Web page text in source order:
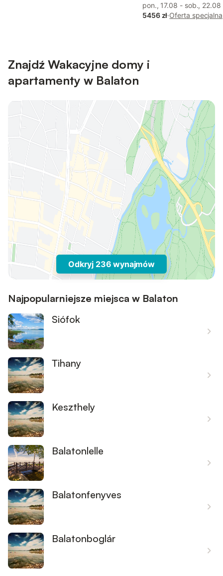
pon., 17.08 - sob., 22.08
5456 zł·Oferta specjalna
Znajdź Wakacyjne domy i
apartamenty w Balaton
Odkryj 236 wynajmów
Najpopularniejsze miejsca w Balaton
Siófok
Tihany
Keszthely
Balatonlelle
Balatonfenyves
Balatonboglár